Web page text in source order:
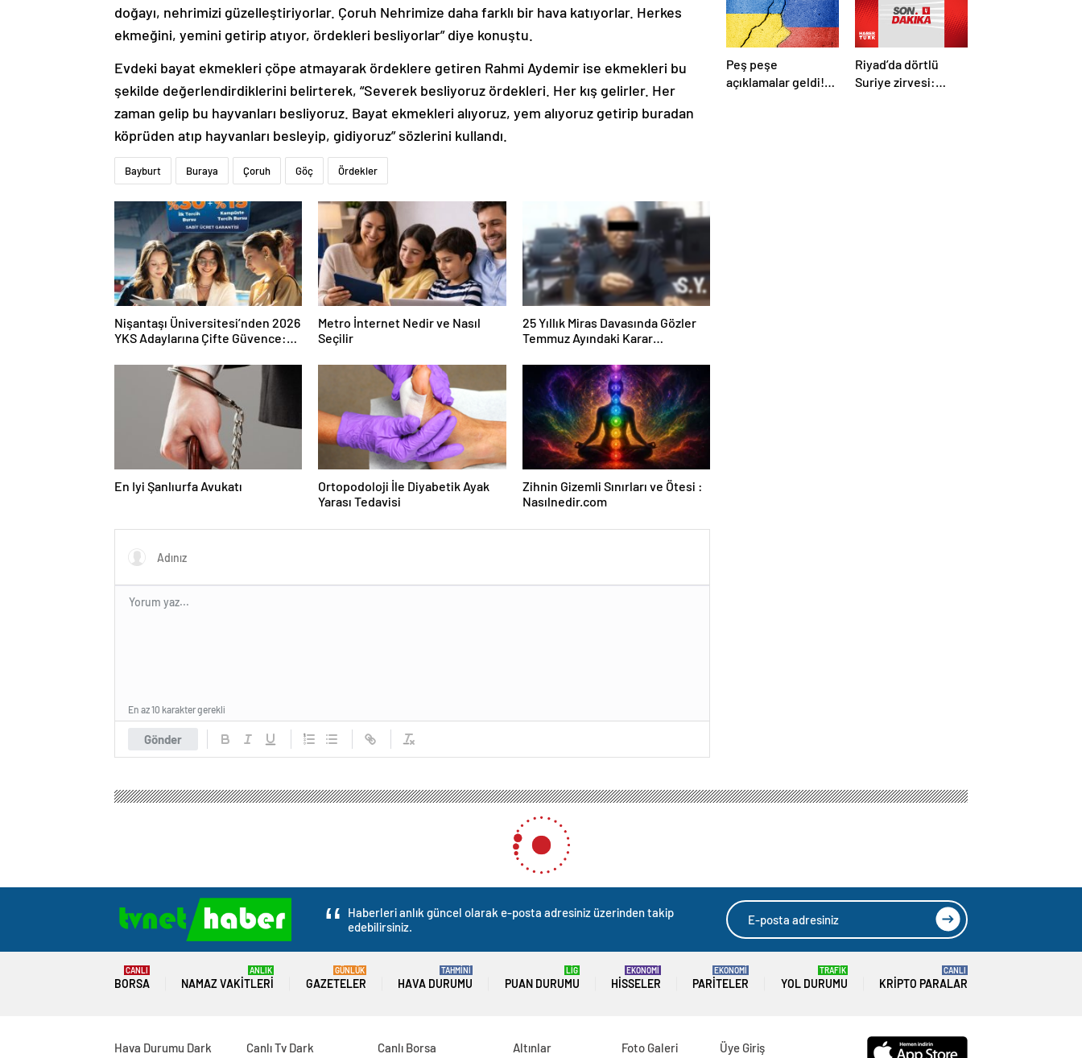
doğayı, nehrimizi güzelleştiriyorlar. Çoruh Nehrimize daha farklı bir hava katıyorlar. Herkes
ekmeğini, yemini getirip atıyor, ördekleri besliyorlar” diye konuştu.
Evdeki bayat ekmekleri çöpe atmayarak ördeklere getiren Rahmi Aydemir ise ekmekleri bu
şekilde değerlendirdiklerini belirterek, “Severek besliyoruz ördekleri. Her kış gelirler. Her
zaman gelip bu hayvanları besliyoruz. Bayat ekmekleri alıyoruz, yem alıyoruz getirip buradan
köprüden atıp hayvanları besleyip, gidiyoruz” sözlerini kullandı.
Bayburt Buraya Çoruh Göç Ördekler
Nişantaşı Üniversitesi’nden 2026
YKS Adaylarına Çifte Güvence:
Metro İnternet Nedir ve Nasıl
Seçilir
25 Yıllık Miras Davasında Gözler
Temmuz Ayındaki Karar
En Iyi Şanlıurfa Avukatı
Ortopodoloji İle Diyabetik Ayak
Yarası Tedavisi
Zihnin Gizemli Sınırları ve Ötesi :
Nasılnedir.com
Gönder
En az 10 karakter gerekli
Peş peşe
açıklamalar geldi!
Riyad’da dörtlü
Suriye zirvesi:
Haberleri anlık güncel olarak e-posta adresiniz üzerinden takip
edebilirsiniz.
BORSA
CANLI
NAMAZ VAKITLERI
ANLIK
GAZETELER
GÜNLÜK
HAVA DURUMU
TAHMİNİ
PUAN DURUMU
LİG
HISSELER
EKONOMİ
PARITELER
EKONOMİ
YOL DURUMU
TRAFİK
KRIPTO PARALAR
CANLI
Hava Durumu Dark Canlı Tv Dark Canlı Borsa Altınlar Foto Galeri Üye Giriş